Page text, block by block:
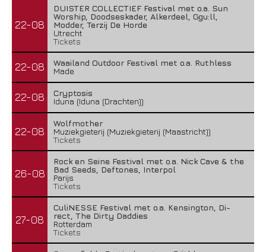
22-08
DUISTER COLLECTIEF Festival met o.a. Sun
Worship, Doodseskader, Alkerdeel, Ggu:ll,
Modder, Terzij De Horde
Utrecht
Tickets
22-08
Waailand Outdoor Festival met o.a. Ruthless
Made
22-08
Cryptosis
Iduna (Iduna (Drachten))
22-08
Wolfmother
Muziekgieterij (Muziekgieterij (Maastricht))
Tickets
26-08
Rock en Seine Festival met o.a. Nick Cave & the
Bad Seeds, Deftones, Interpol
Parijs
Tickets
27-08
CuliNESSE Festival met o.a. Kensington, Di-
rect, The Dirty Daddies
Rotterdam
Tickets